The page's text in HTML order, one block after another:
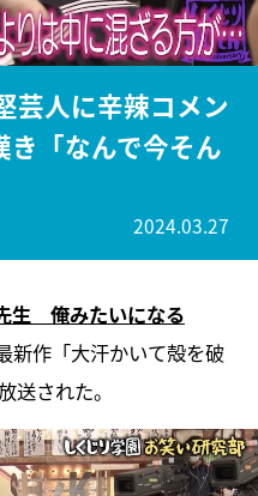
芸人に辛辣コメン
き「なんで今そん
2024.03.27
生 俺みたいになる
新作「大汗かいて殻を破
送された。